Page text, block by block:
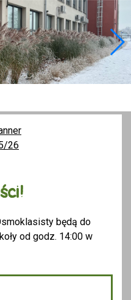
26
będą do
od godz. 14:00 w